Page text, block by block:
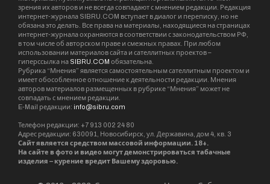
высокие технологии. Вы сможете
превратить Новосибирскую область
в край экономического
процветания.
У Новосибирска славное прошлое.
Мы гордимся нашим городом –
интеллектуальной столицей
Сибири, её крупнейшим научным,